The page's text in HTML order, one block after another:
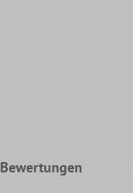
Bewertungen